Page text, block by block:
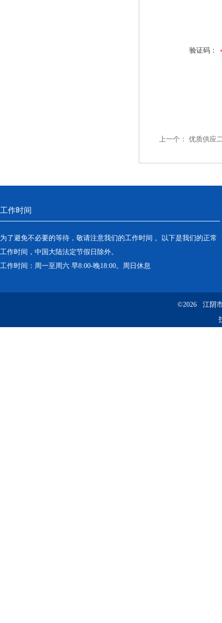
验证码：
上一个： 优质供应
工作时间
为了避免不必要的等待，敬请注意我们的工作时间 。以下是我们的正常
工作时间，中国大陆法定节假日除外。
工作时间：周一至周六 早8:00-晚18:00。周日休息
©2026 江阴